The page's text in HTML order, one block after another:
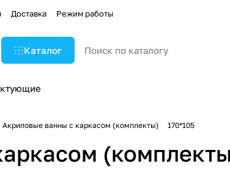
Доставка Режим работы
Каталог
Акриловые ванны с каркасом (комплекты) 170*105